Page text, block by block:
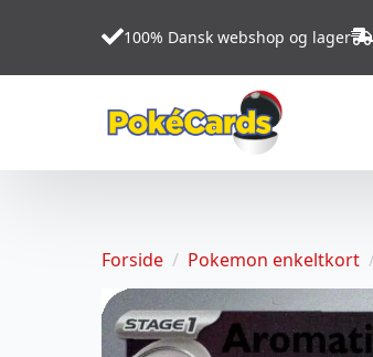
100% Dansk webshop og lager
Forside Pokemon enkeltkort